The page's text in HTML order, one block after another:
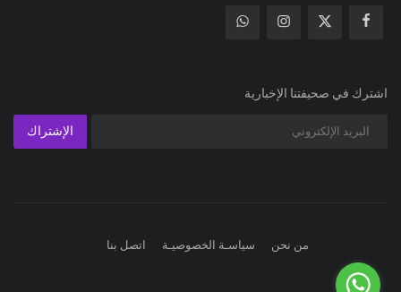
اشترك في صحيفتنا الإخبارية
الإشتراك
من نحن سياسـة الخصوصيـة اتصل بنا